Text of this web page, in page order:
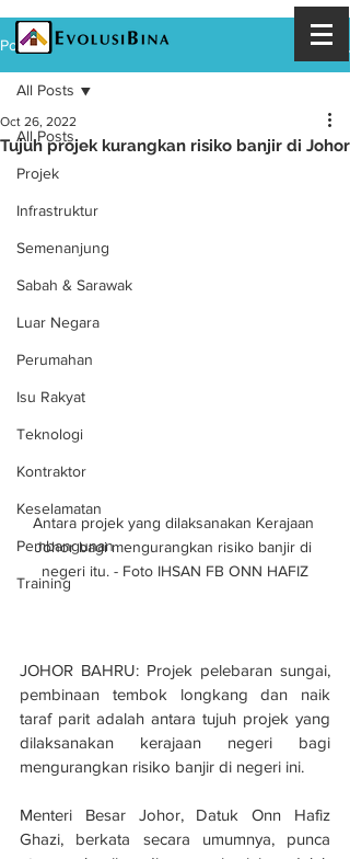
Post
All Posts
Projek
Infrastruktur
Semenanjung
Sabah & Sarawak
Luar Negara
Perumahan
Isu Rakyat
Teknologi
Kontraktor
Keselamatan
Pembangunan
Training
All Posts
Tujuh projek kurangkan risiko banjir di Johor
Oct 26, 2022
Antara projek yang dilaksanakan Kerajaan
Johor bagi mengurangkan risiko banjir di
negeri itu. - Foto IHSAN FB ONN HAFIZ
JOHOR BAHRU: Projek pelebaran sungai,
pembinaan tembok longkang dan naik
taraf parit adalah antara tujuh projek yang
dilaksanakan kerajaan negeri bagi
mengurangkan risiko banjir di negeri ini.
Menteri Besar Johor, Datuk Onn Hafiz
Ghazi, berkata secara umumnya, punca